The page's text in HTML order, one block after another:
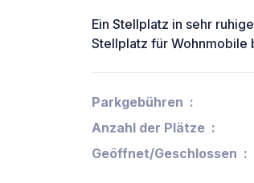
Ein Stellplatz in sehr
Stellplatz für Wohnmobile
Parkgebühren
Anzahl der Plätze
Geöffnet/Geschlossen